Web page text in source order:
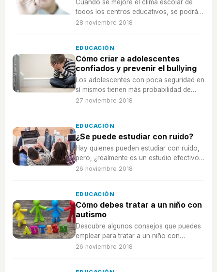
Cuando se mejore el clima escolar de
todos los centros educativos, se podrá
prevenir el bullying, pero, ¿cómo
28 noviembre 2018
EDUCACIÓN
Cómo criar a adolescentes
confiados y prevenir el bullying
Los adolescentes con poca seguridad en
sí mismos tienen más probabilidad de
sufrir bullying, ¡se puede evitar con una
27 noviembre 2018
EDUCACIÓN
¿Se puede estudiar con ruido?
Hay quienes pueden estudiar con ruido,
pero, ¿realmente es un estudio efectivo
o necesitas silencio y tranquilidad?
26 noviembre 2018
EDUCACIÓN
Cómo debes tratar a un niño con
autismo
Descubre algunos consejos que puedes
emplear para tratar a un niño con
autismo, pero recuerda, ¡que lo
26 noviembre 2018